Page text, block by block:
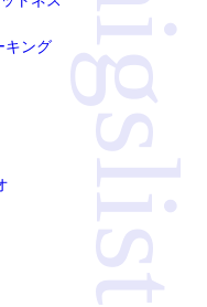
キング